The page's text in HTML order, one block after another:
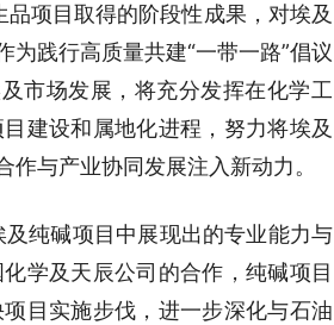
项目取得的阶段性成果，对埃及
践行高质量共建“一带一路”倡议
市场发展，将充分发挥在化学工
建设和属地化进程，努力将埃及
与产业协同发展注入新动力。
纯碱项目中展现出的专业能力与
学及天辰公司的合作，纯碱项目
目实施步伐，进一步深化与石油